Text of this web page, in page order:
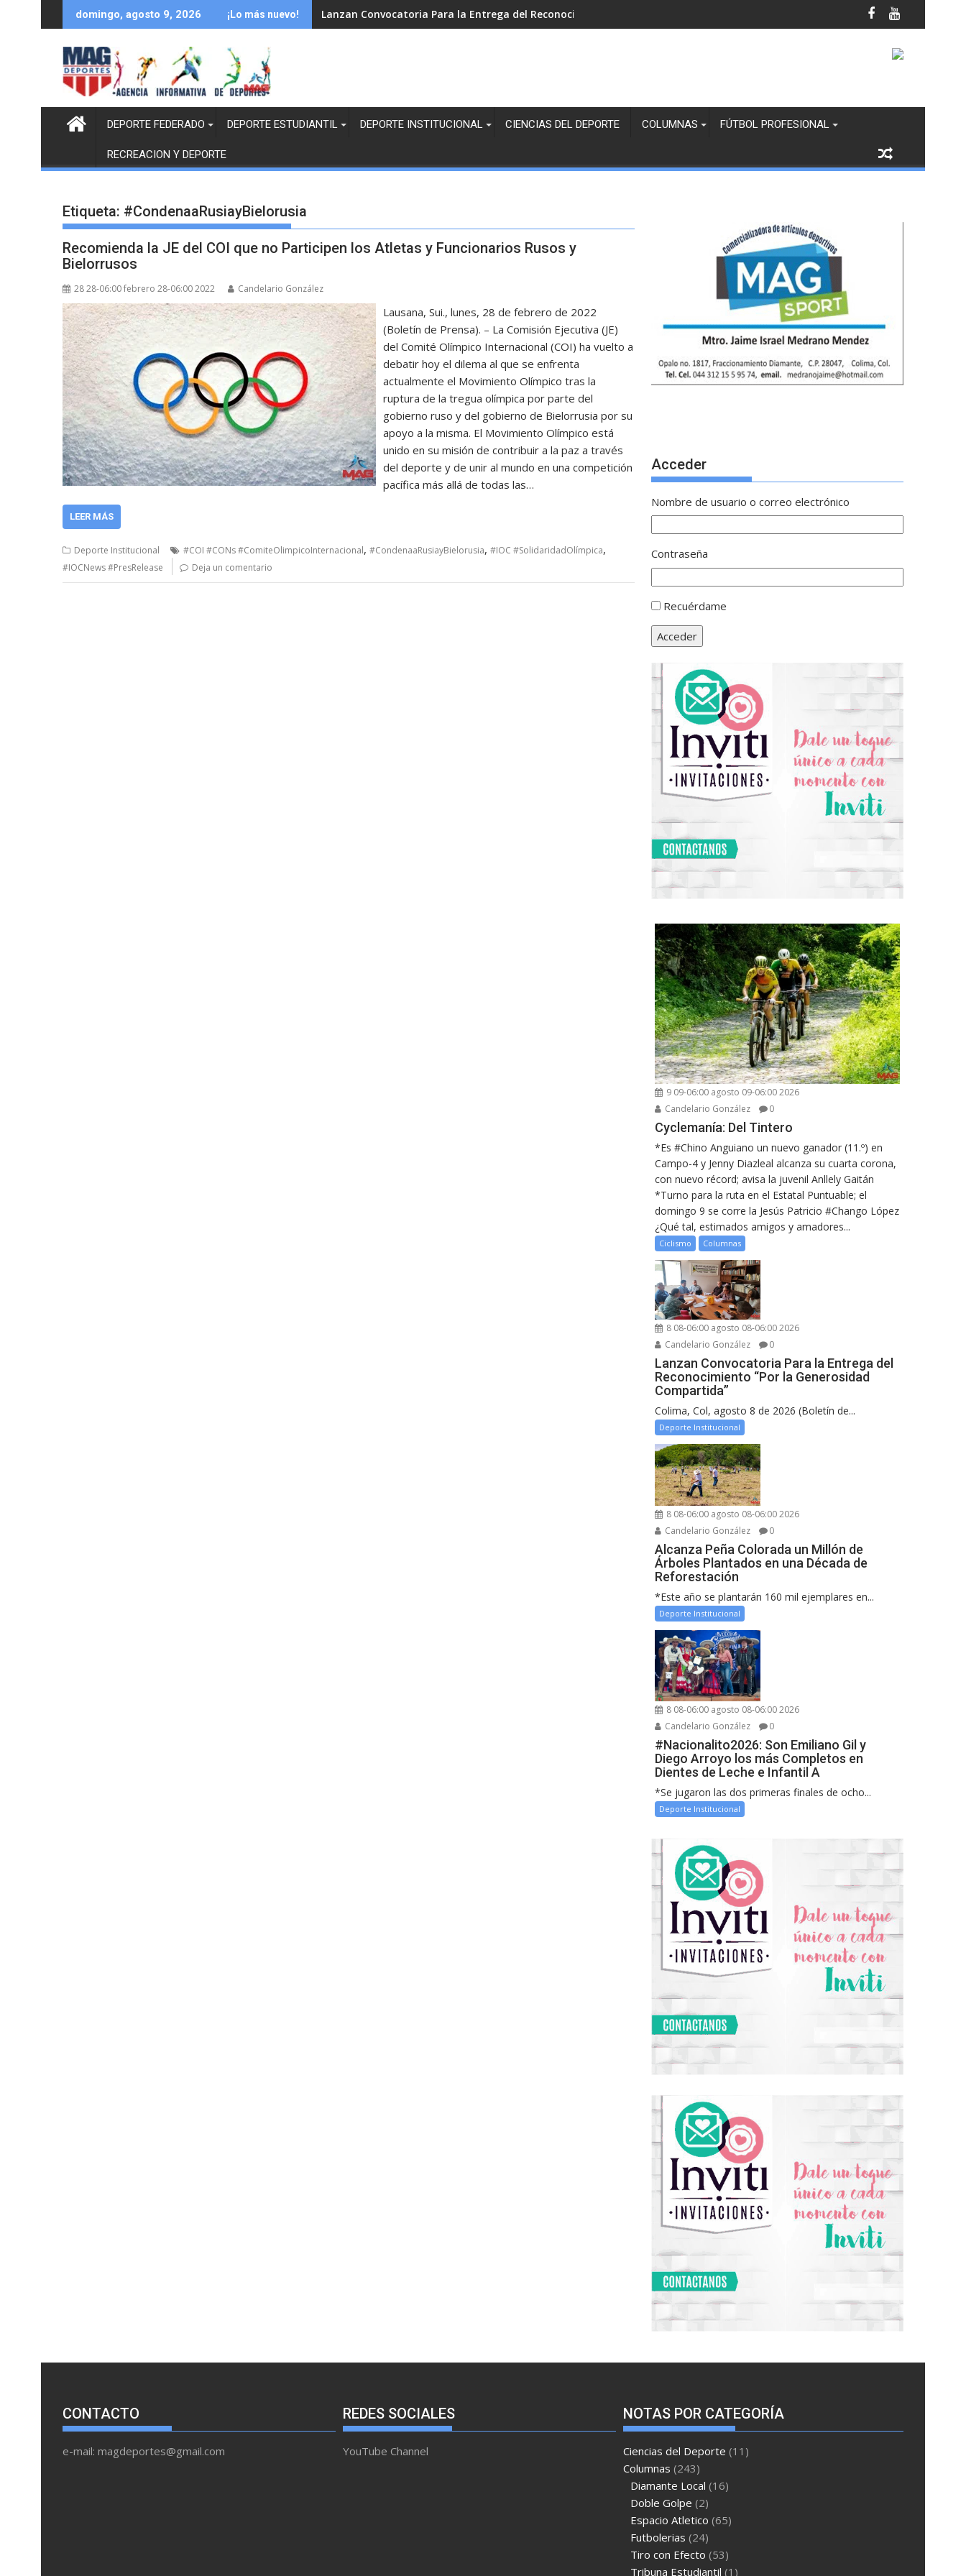
al
domingo, agosto 9, 2026 ¡Lo más nuevo! Lanzan Convocatoria Para la Entrega del Reconocimiento “Por la Generosidad Compartida”
DEPORTE FEDERADO DEPORTE ESTUDIANTIL DEPORTE INSTITUCIONAL CIENCIAS DEL DEPORTE COLUMNAS FÚTBOL PROFESIONAL
RECREACION Y DEPORTE
Etiqueta: #CondenaaRusiayBielorusia
Recomienda la JE del COI que no Participen los Atletas y Funcionarios Rusos y
Bielorrusos
28 28-06:00 febrero 28-06:00 2022 Candelario González
Lausana, Sui., lunes, 28 de febrero de 2022
(Boletín de Prensa). – La Comisión Ejecutiva (JE)
del Comité Olímpico Internacional (COI) ha vuelto a
debatir hoy el dilema al que se enfrenta
actualmente el Movimiento Olímpico tras la
ruptura de la tregua olímpica por parte del
gobierno ruso y del gobierno de Bielorrusia por su
apoyo a la misma. El Movimiento Olímpico está
unido en su misión de contribuir a la paz a través
del deporte y de unir al mundo en una competición
pacífica más allá de todas las…
LEER MÁS
Deporte Institucional #COI #CONs #ComiteOlimpicoInternacional, #CondenaaRusiayBielorusia, #IOC #SolidaridadOlímpica,
#IOCNews #PresRelease Deja un comentario
Acceder
Nombre de usuario o correo electrónico
Contraseña
Recuérdame
Acceder
9 09-06:00 agosto 09-06:00 2026
Candelario González
0
Cyclemanía: Del Tintero
*Es #Chino Anguiano un nuevo ganador (11.º) en
Campo-4 y Jenny Diazleal alcanza su cuarta corona,
con nuevo récord; avisa la juvenil Anllely Gaitán
*Turno para la ruta en el Estatal Puntuable; el
domingo 9 se corre la Jesús Patricio #Chango López
¿Qué tal, estimados amigos y amadores...
Ciclismo Columnas
8 08-06:00 agosto 08-06:00 2026
Candelario González
0
Lanzan Convocatoria Para la Entrega del
Reconocimiento “Por la Generosidad
Compartida”
Colima, Col, agosto 8 de 2026 (Boletín de...
Deporte Institucional
8 08-06:00 agosto 08-06:00 2026
Candelario González
0
Alcanza Peña Colorada un Millón de
Árboles Plantados en una Década de
Reforestación
*Este año se plantarán 160 mil ejemplares en...
Deporte Institucional
8 08-06:00 agosto 08-06:00 2026
Candelario González
0
#Nacionalito2026: Son Emiliano Gil y
Diego Arroyo los más Completos en
Dientes de Leche e Infantil A
*Se jugaron las dos primeras finales de ocho...
Deporte Institucional
CONTACTO
e-mail: magdeportes@gmail.com
REDES SOCIALES
YouTube Channel
NOTAS POR CATEGORÍA
Ciencias del Deporte (11)
Columnas (243)
Diamante Local (16)
Doble Golpe (2)
Espacio Atletico (65)
Futbolerias (24)
Tiro con Efecto (53)
Tribuna Estudiantil (1)